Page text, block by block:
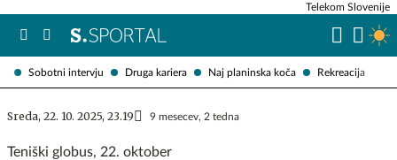
Sobotni intervju Druga kariera Naj planinska koča Rekreacija
Telekom Slovenije
Sreda, 22. 10. 2025, 23.19 9 mesecev, 2 tedna
Teniški globus, 22. oktober